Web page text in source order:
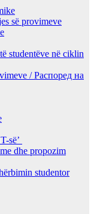
së provimeve
studentëve në ciklin
/ Распоред на
së’
dhe propozim
studentor